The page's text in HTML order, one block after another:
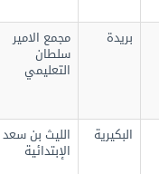
بريدة مجمع الامير
سلطان
التعليمي
البكيرية الليث بن سعد
الإبتدائية